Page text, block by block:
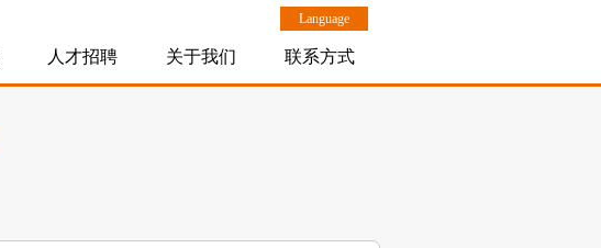
Language
人才招聘 关于我们 联系方式